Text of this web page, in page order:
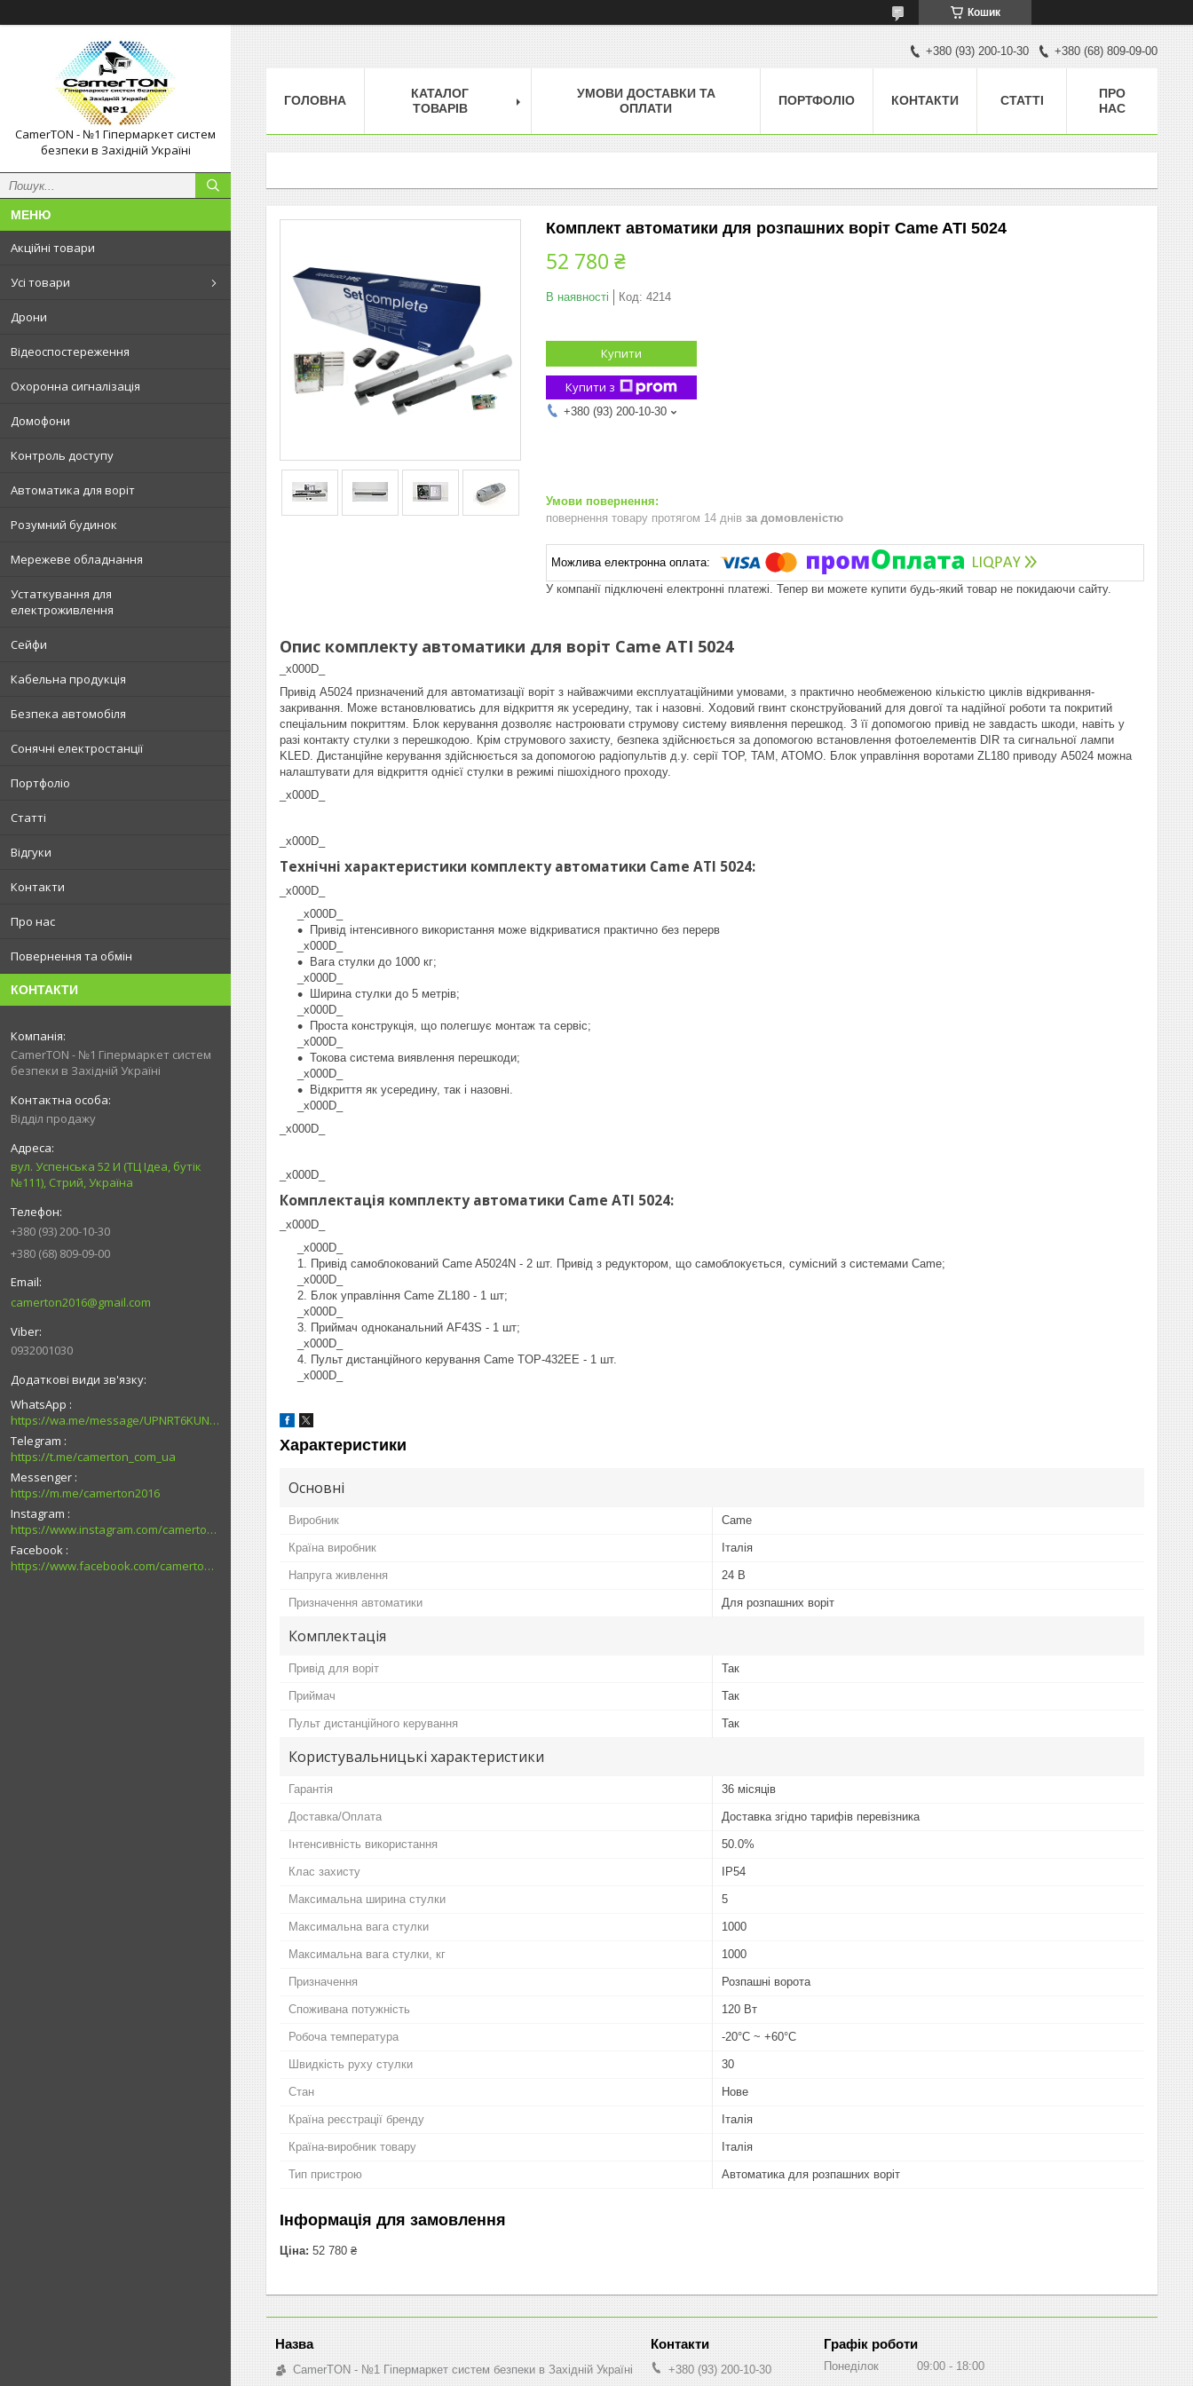
Кошик
CamerTON - №1 Гіпермаркет систем
безпеки в Західній Україні
Акційні товари
Усі товари
Дрони
Відеоспостереження
Охоронна сигналізація
Домофони
Контроль доступу
Автоматика для воріт
Розумний будинок
Мережеве обладнання
Устаткування для
електроживлення
Сейфи
Кабельна продукція
Безпека автомобіля
Сонячні електростанції
Портфоліо
Статті
Відгуки
Контакти
Про нас
Повернення та обмін
КОНТАКТИ
CamerTON - №1 Гіпермаркет систем
безпеки в Західній Україні
Відділ продажу
вул. Успенська 52 И (ТЦ Ідеа, бутік
№111), Стрий, Україна
+380 (93) 200-10-30
+380 (68) 809-09-00
camerton2016@gmail.com
0932001030
WhatsApp
https://wa.me/message/UPNRT6KUNTSOH1
Telegram
https://t.me/camerton_com_ua
Messenger
https://m.me/camerton2016
Instagram
https://www.instagram.com/camerton.com.ua
Facebook
https://www.facebook.com/camerton2016
+380 (93) 200-10-30 +380 (68) 809-09-00
ГОЛОВНА
КАТАЛОГ
ТОВАРІВ
УМОВИ ДОСТАВКИ ТА
ОПЛАТИ
ПОРТФОЛІО КОНТАКТИ СТАТТІ
ПРО
НАС
Комплект автоматики для розпашних воріт Came ATI 5024
52 780 ₴
В наявності Код: 4214
Купити
Купити з
+380 (93) 200-10-30
повернення товару протягом 14 днів за домовленістю
У компанії підключені електронні платежі. Тепер ви можете купити будь-який товар не покидаючи сайту.
Опис комплекту автоматики для воріт Came ATI 5024
_x000D_
Привід А5024 призначений для автоматизації воріт з найважчими експлуатаційними умовами, з практично необмеженою кількістю циклів відкривання-
закривання. Може встановлюватись для відкриття як усередину, так і назовні. Ходовий гвинт сконструйований для довгої та надійної роботи та покритий
спеціальним покриттям. Блок керування дозволяє настроювати струмову систему виявлення перешкод. З її допомогою привід не завдасть шкоди, навіть у
разі контакту стулки з перешкодою. Крім струмового захисту, безпека здійснюється за допомогою встановлення фотоелементів DIR та сигнальної лампи
KLED. Дистанційне керування здійснюється за допомогою радіопультів д.у. серії TOP, TAM, ATOMO. Блок управління воротами ZL180 приводу A5024 можна
налаштувати для відкриття однієї стулки в режимі пішохідного проходу.
_x000D_
_x000D_
Технічні характеристики комплекту автоматики Came ATI 5024:
_x000D_
_x000D_
Привід інтенсивного використання може відкриватися практично без перерв
_x000D_
Вага стулки до 1000 кг;
_x000D_
Ширина стулки до 5 метрів;
_x000D_
Проста конструкція, що полегшує монтаж та сервіс;
_x000D_
Токова система виявлення перешкоди;
_x000D_
Відкриття як усередину, так і назовні.
_x000D_
_x000D_
_x000D_
Комплектація комплекту автоматики Came ATI 5024:
_x000D_
_x000D_
Привід самоблокований Came A5024N - 2 шт. Привід з редуктором, що самоблокується, сумісний з системами Came;
_x000D_
Блок управління Came ZL180 - 1 шт;
_x000D_
Приймач одноканальний AF43S - 1 шт;
_x000D_
Пульт дистанційного керування Came TOP-432EE - 1 шт.
_x000D_
Характеристики
Основні
Виробник Came
Країна виробник Італія
Напруга живлення 24 В
Призначення автоматики Для розпашних воріт
Комплектація
Привід для воріт Так
Приймач Так
Пульт дистанційного керування Так
Користувальницькі характеристики
Гарантія 36 місяців
Доставка/Оплата Доставка згідно тарифів перевізника
Інтенсивність використання 50.0%
Клас захисту IP54
Максимальна ширина стулки 5
Максимальна вага стулки 1000
Максимальна вага стулки, кг 1000
Призначення Розпашні ворота
Споживана потужність 120 Вт
Робоча температура -20°C ~ +60°C
Швидкість руху стулки 30
Стан Нове
Країна реєстрації бренду Італія
Країна-виробник товару Італія
Тип пристрою Автоматика для розпашних воріт
Інформація для замовлення
Ціна: 52 780 ₴
CamerTON - №1 Гіпермаркет систем безпеки в Західній Україні +380 (93) 200-10-30
Графік роботи
Понеділок 09:00
18:00